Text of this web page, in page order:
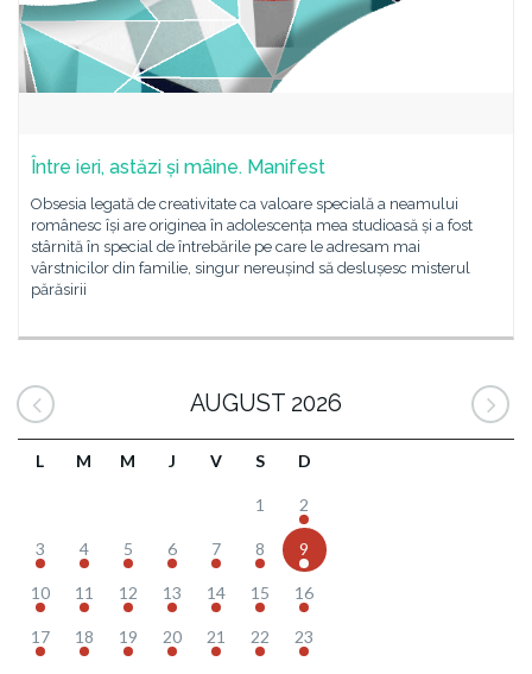
Între ieri, astăzi și mâine. Manifest
Obsesia legată de creativitate ca valoare specială a neamului
românesc își are originea în adolescența mea studioasă și a fost
stârnită în special de întrebările pe care le adresam mai
vârstnicilor din familie, singur nereușind să deslușesc misterul
părăsirii
AUGUST 2026
L M M J V S D
1 2
3 4 5 6 7 8 9
10 11 12 13 14 15 16
17 18 19 20 21 22 23